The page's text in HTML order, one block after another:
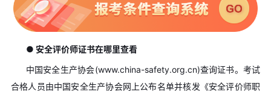
● 安全评价师证书在哪里查看
中国安全生产协会(www.china-safety.org.cn)查询证书。考试
合格人员由中国安全生产协会网上公布名单并核发《安全评价师职